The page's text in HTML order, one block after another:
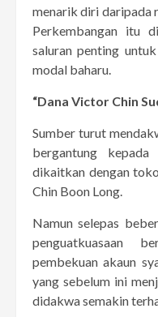
menarik diri daripada
Perkembangan itu
saluran penting
modal baharu.
“Dana Victor Chin
Sumber turut
bergantung kepada
dikaitkan dengan
Chin Boon Long.
Namun selepas
penguatkuasaan
pembekuan akaun
yang sebelum ini
didakwa semakin